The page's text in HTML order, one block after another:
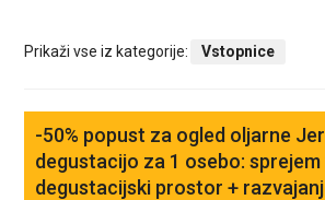
Prikaži vse iz kategorije: Vstopnice
-50% popust za ogled oljarne
degustacijo za 1 osebo: sprejem
degustacijski prostor +